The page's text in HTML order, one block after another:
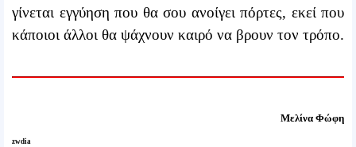
γίνεται εγγύηση που θα σου ανοίγει πόρτες, εκεί που
κάποιοι άλλοι θα ψάχνουν καιρό να βρουν τον τρόπο.
Μελίνα Φώφη
zwdia